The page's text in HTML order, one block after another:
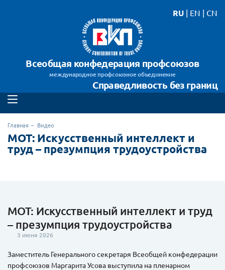
Всеобщая конфедерация профсоюзов
международное профсоюзное объединение
Справедливость без границ
RU | EN | CN
Главная Видео
МОТ: Искусственный интеллект и
труд – презумпция трудоустройства
МОТ: Искусственный интеллект и труд
– презумпция трудоустройства
3 июня 2026
Заместитель Генерального секретаря Всеобщей конфедерации
профсоюзов Маргарита Усова выступила на пленарном